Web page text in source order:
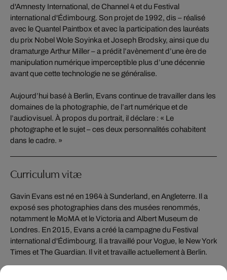
d'Amnesty International, de Channel 4 et du Festival
international d'Édimbourg. Son projet de 1992, dis – réalisé
avec le Quantel Paintbox et avec la participation des lauréats
du prix Nobel Wole Soyinka et Joseph Brodsky, ainsi que du
dramaturge Arthur Miller – a prédit l’avènement d’une ère de
manipulation numérique imperceptible plus d’une décennie
avant que cette technologie ne se généralise.
Aujourd’hui basé à Berlin, Evans continue de travailler dans les
domaines de la photographie, de l’art numérique et de
l’audiovisuel. À propos du portrait, il déclare : « Le
photographe et le sujet – ces deux personnalités cohabitent
dans le cadre. »
Curriculum vitæ
Gavin Evans est né en 1964 à Sunderland, en Angleterre. Il a
exposé ses photographies dans des musées renommés,
notamment le MoMA et le Victoria and Albert Museum de
Londres. En 2015, Evans a créé la campagne du Festival
international d'Édimbourg. Il a travaillé pour Vogue, le New York
Times et The Guardian. Il vit et travaille actuellement à Berlin.